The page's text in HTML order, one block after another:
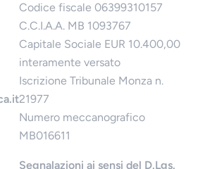
Codice fiscale 06399310157
C.C.I.A.A. MB 1093767
Capitale Sociale EUR 10.400,00
interamente versato
Iscrizione Tribunale Monza n.
21977
Numero meccanografico
MB016611
Segnalazioni ai sensi del D.Lgs.